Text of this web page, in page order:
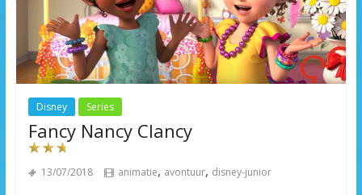
Disney Series
Fancy Nancy Clancy
13/07/2018 animatie, avontuur, disney-junior